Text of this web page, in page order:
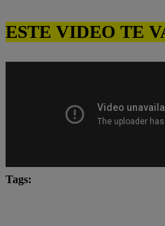
ESTE VIDEO TE
Tags: